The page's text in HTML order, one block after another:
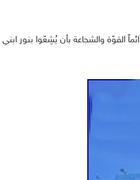
القوّة والشجاعة بأن يُشِعّوا بنور ابني